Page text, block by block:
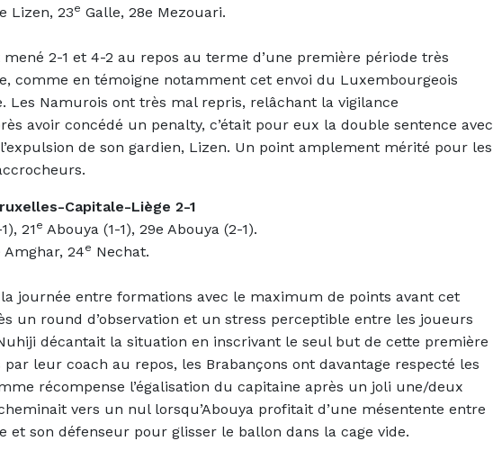
Lizen, 23e Galle, 28e Mezouari.
2-1 et 4-2 au repos au terme d’une première période très
comme en témoigne notamment cet envoi du Luxembourgeois
Les Namurois ont très mal repris, relâchant la vigilance
avoir concédé un penalty, c’était pour eux la double sentence avec
de son gardien, Lizen. Un point amplement mérité pour les
Capitale-Liège 2-1
21 e Abouya (1-1), 29e Abouya (2-1).
Amghar, 24e Nechat.
la journée entre formations avec le maximum de points avant cet
un round d’observation et un stress perceptible entre les joueurs
décantait la situation en inscrivant le seul but de cette première
par leur coach au repos, les Brabançons ont davantage respecté les
récompense l’égalisation du capitaine après un joli une/deux
vers un nul lorsqu’Abouya profitait d’une mésentente entre
et son défenseur pour glisser le ballon dans la cage vide.